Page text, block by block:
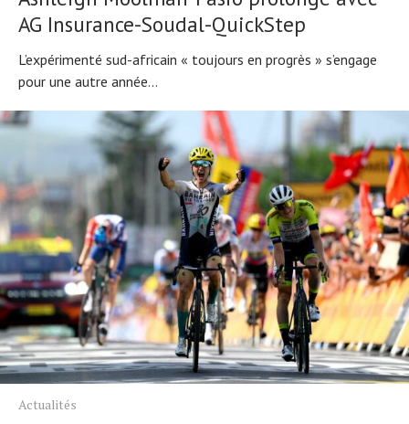
AG Insurance-Soudal-QuickStep
L’expérimenté sud-africain « toujours en progrès » s’engage
pour une autre année...
Actualités